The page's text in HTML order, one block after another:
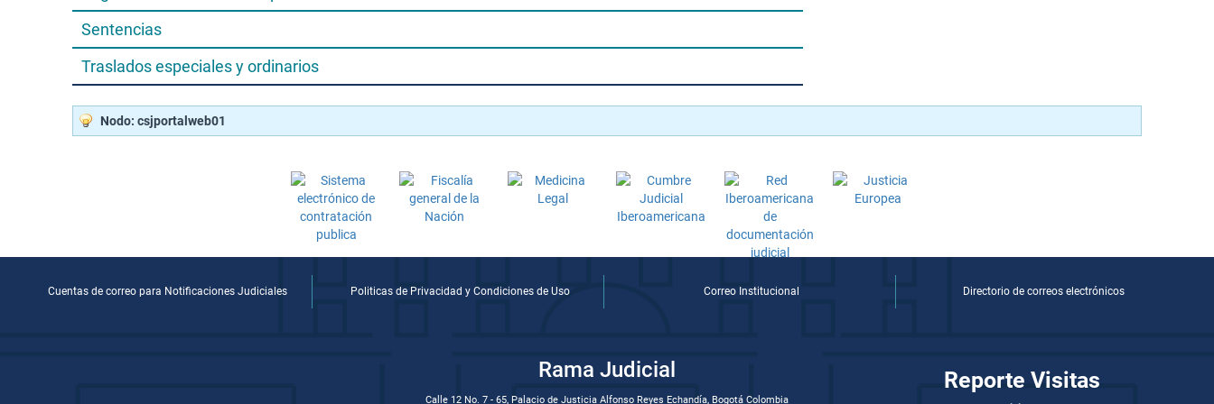
Sentencias
Traslados especiales y ordinarios
Nodo: csjportalweb01
Cuentas de correo para Notificaciones Judiciales Politicas de Privacidad y Condiciones de Uso Correo Institucional Directorio de correos electrónicos
Rama Judicial
Calle 12 No. 7 - 65, Palacio de Justicia Alfonso Reyes Echandía, Bogotá Colombia
Reporte Visitas